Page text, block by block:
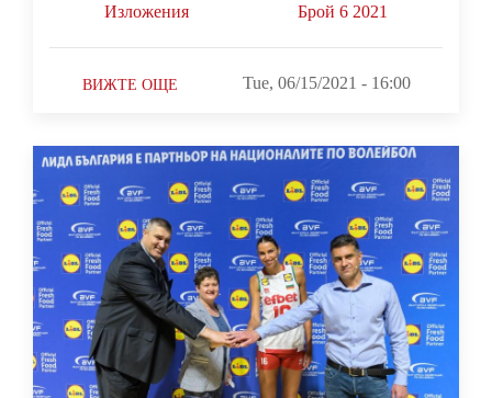
Изложения Брой 6 2021
ВИЖТЕ ОЩЕ Tue, 06/15/2021 - 16:00